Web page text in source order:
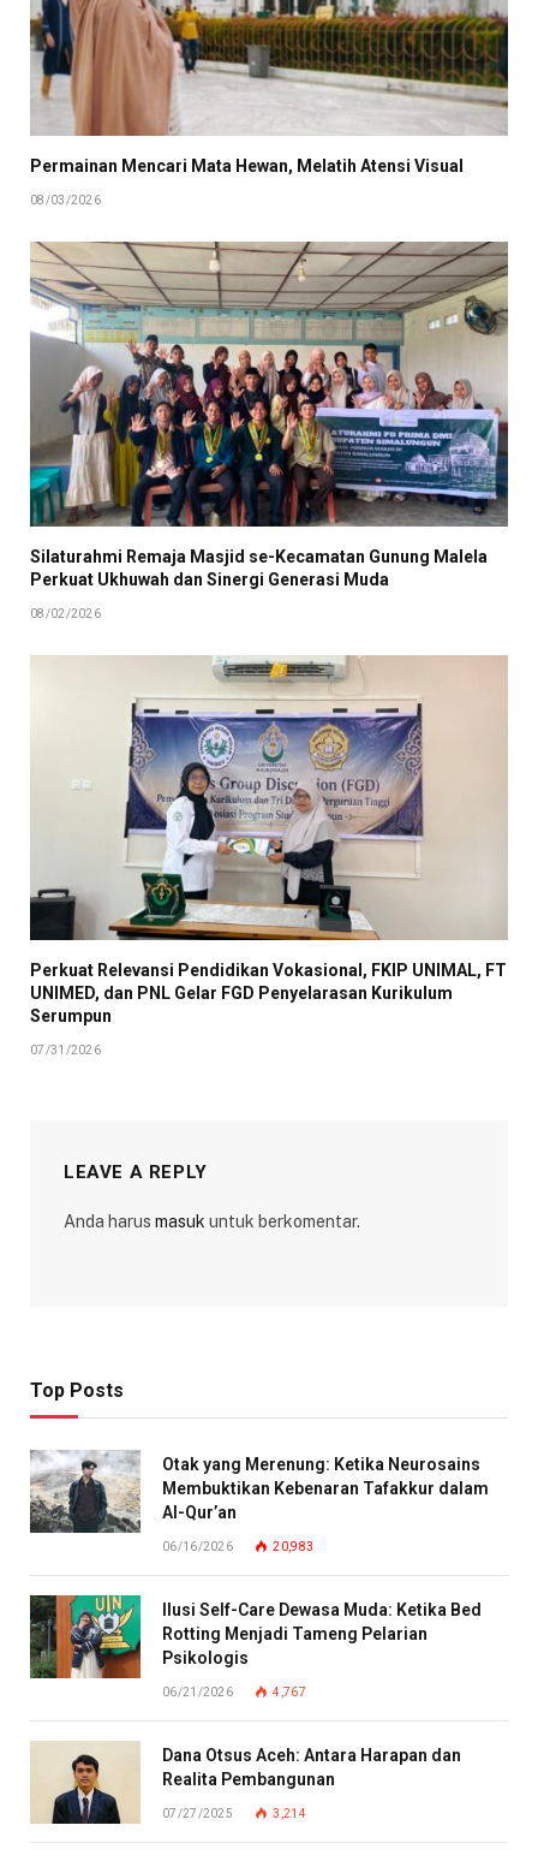
Permainan Mencari Mata Hewan, Melatih Atensi Visual
08/03/2026
Silaturahmi Remaja Masjid se-Kecamatan Gunung Malela
Perkuat Ukhuwah dan Sinergi Generasi Muda
08/02/2026
Perkuat Relevansi Pendidikan Vokasional, FKIP UNIMAL, FT
UNIMED, dan PNL Gelar FGD Penyelarasan Kurikulum
Serumpun
07/31/2026
LEAVE A REPLY
Anda harus masuk untuk berkomentar.
Top Posts
Otak yang Merenung: Ketika Neurosains
Membuktikan Kebenaran Tafakkur dalam
Al-Qur’an
06/16/2026 20,983
Ilusi Self-Care Dewasa Muda: Ketika Bed
Rotting Menjadi Tameng Pelarian
Psikologis
06/21/2026 4,767
Dana Otsus Aceh: Antara Harapan dan
Realita Pembangunan
07/27/2025 3,214